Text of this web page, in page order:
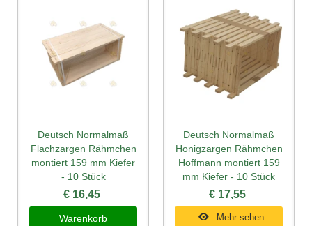
Deutsch Normalmaß
Flachzargen Rähmchen
montiert 159 mm Kiefer
- 10 Stück
€ 16,45
Warenkorb
Deutsch Normalmaß
Honigzargen Rähmchen
Hoffmann montiert 159
mm Kiefer - 10 Stück
€ 17,55
Mehr sehen